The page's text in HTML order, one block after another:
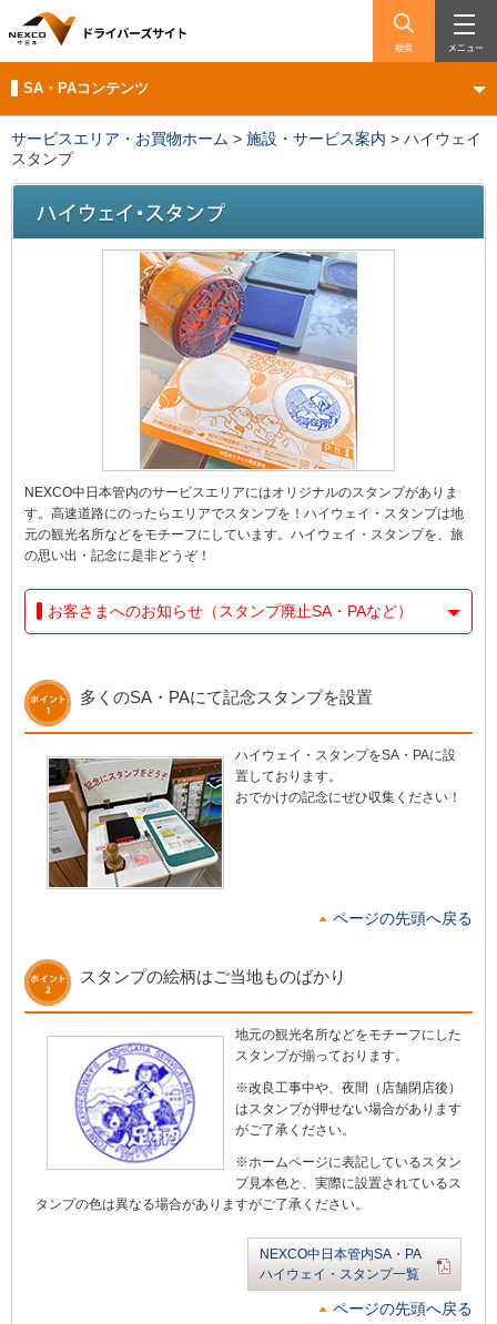
検索 メニュー
SA・PAコンテンツ
サービスエリア・お買物ホーム > 施設・サービス案内 > ハイウェイ
スタンプ
NEXCO中日本管内のサービスエリアにはオリジナルのスタンプがありま
す。高速道路にのったらエリアでスタンプを！ハイウェイ・スタンプは地
元の観光名所などをモチーフにしています。ハイウェイ・スタンプを、旅
の思い出・記念に是非どうぞ！
お客さまへのお知らせ（スタンプ廃止SA・PAなど）
多くのSA・PAにて記念スタンプを設置
ハイウェイ・スタンプをSA・PAに設
置しております。
おでかけの記念にぜひ収集ください！
ページの先頭へ戻る
スタンプの絵柄はご当地ものばかり
地元の観光名所などをモチーフにした
スタンプが揃っております。
※改良工事中や、夜間（店舗閉店後）
はスタンプが押せない場合があります
がご了承ください。
※ホームページに表記しているスタン
プ見本色と、実際に設置されているス
タンプの色は異なる場合がありますがご了承ください。
NEXCO中日本管内SA・PA
ハイウェイ・スタンプ一覧
ページの先頭へ戻る